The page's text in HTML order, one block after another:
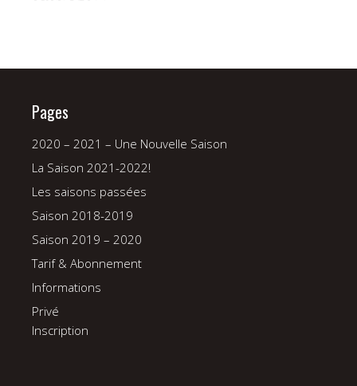
Pages
2020 – 2021 – Une Nouvelle Saison
La Saison 2021-2022!
Les saisons passées
Saison 2018-2019
Saison 2019 – 2020
Tarif & Abonnement
Informations
Privé
Inscription